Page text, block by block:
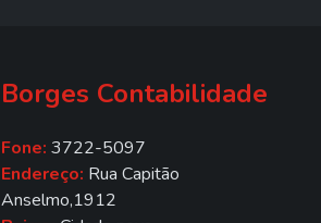
Borges Contabilidade
Fone: 3722-5097
Endereço: Rua Capitão
Anselmo,1912